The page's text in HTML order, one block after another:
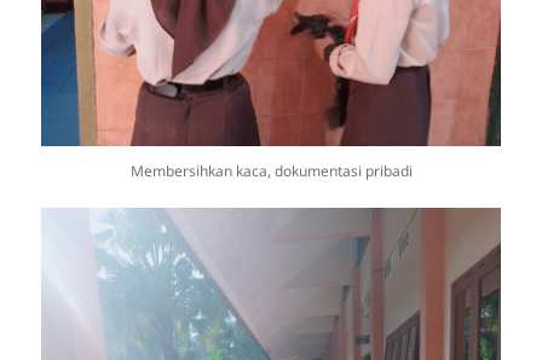
Membersihkan kaca, dokumentasi pribadi